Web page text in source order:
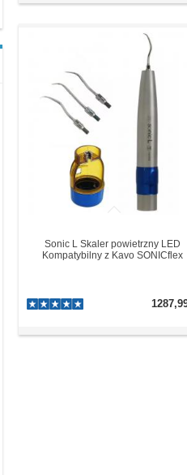
Sonic L Skaler powietrzny LED
Kompatybilny z Kavo SONICflex